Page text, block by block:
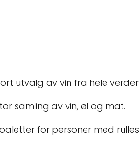
utvalg av vin fra hele
samling av vin, øl og mat.
for personer med